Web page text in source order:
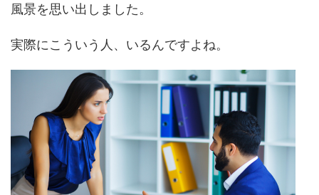
風景を思い出しました。
実際にこういう人、いるんですよね。